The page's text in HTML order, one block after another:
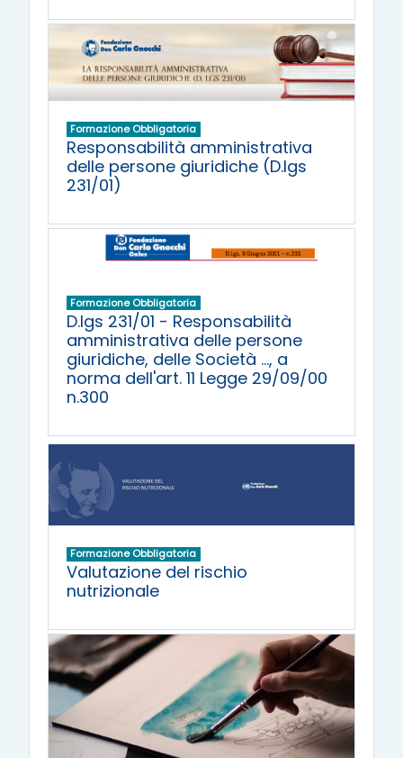
Formazione Obbligatoria
Responsabilità amministrativa
delle persone giuridiche (D.lgs
231/01)
Formazione Obbligatoria
D.lgs 231/01 - Responsabilità
amministrativa delle persone
giuridiche, delle Società ..., a
norma dell'art. 11 Legge 29/09/00
n.300
Formazione Obbligatoria
Valutazione del rischio
nutrizionale